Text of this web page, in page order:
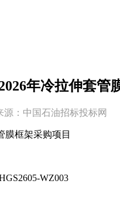
年冷拉伸套管
源：中国石油招标投标网
膜框架采购项目
WZ003